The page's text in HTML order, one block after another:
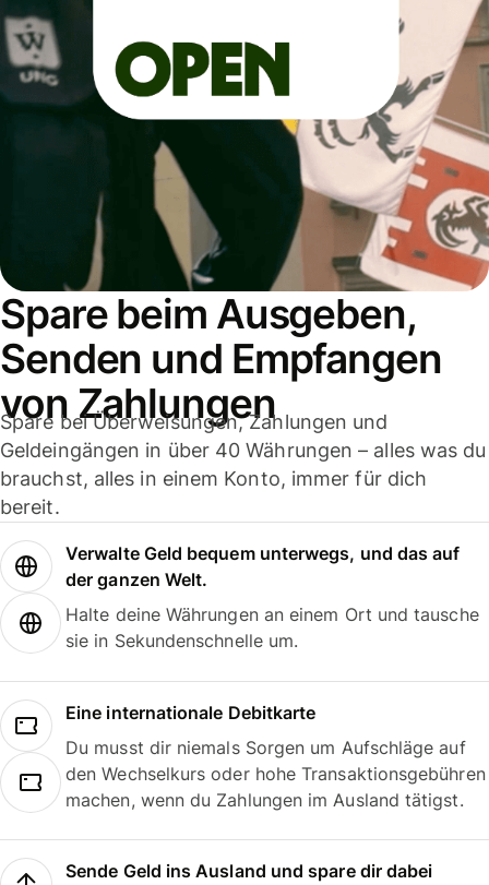
Spare beim Ausgeben,
Senden und Empfangen
von Zahlungen
Spare bei Überweisungen, Zahlungen und
Geldeingängen in über 40 Währungen – alles was du
brauchst, alles in einem Konto, immer für dich
bereit.
Verwalte Geld bequem unterwegs, und das auf
der ganzen Welt.
Halte deine Währungen an einem Ort und tausche
sie in Sekundenschnelle um.
Eine internationale Debitkarte
Du musst dir niemals Sorgen um Aufschläge auf
den Wechselkurs oder hohe Transaktionsgebühren
machen, wenn du Zahlungen im Ausland tätigst.
Sende Geld ins Ausland und spare dir dabei